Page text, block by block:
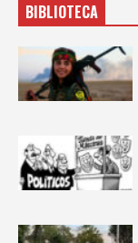
BIBLIOTECA